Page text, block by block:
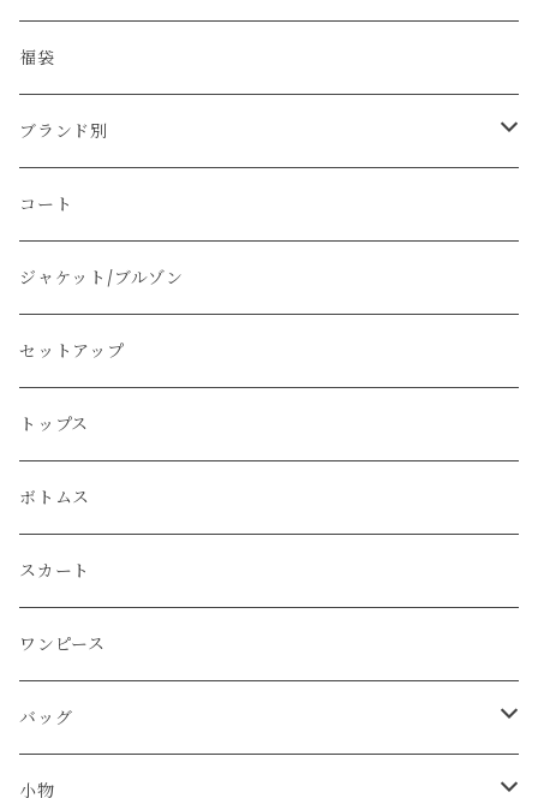
福袋
ブランド別
その他のブランド
Christian Dior
PRADA
GUCCI
Yves Saint Laurent
Martin Margiela
JIL SANDER
BURBERRY
CELINE
コート
ジャケット/ブルゾン
セットアップ
トップス
ボトムス
スカート
ワンピース
バッグ
ショルダーバッグ
小物